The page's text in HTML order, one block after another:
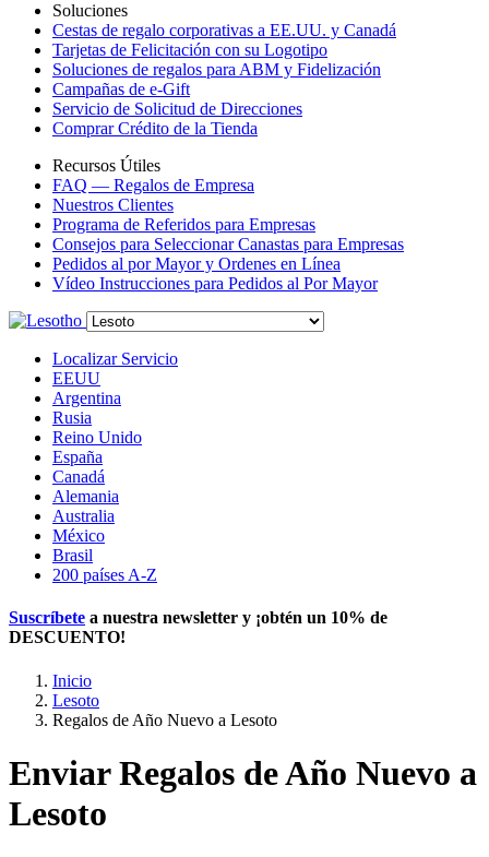
Soluciones
Cestas de regalo corporativas a EE.UU. y Canadá
Tarjetas de Felicitación con su Logotipo
Soluciones de regalos para ABM y Fidelización
Campañas de e-Gift
Servicio de Solicitud de Direcciones
Comprar Crédito de la Tienda
Recursos Útiles
FAQ — Regalos de Empresa
Nuestros Clientes
Programa de Referidos para Empresas
Consejos para Seleccionar Canastas para Empresas
Pedidos al por Mayor y Ordenes en Línea
Vídeo Instrucciones para Pedidos al Por Mayor
Localizar Servicio
EEUU
Argentina
Rusia
Reino Unido
España
Canadá
Alemania
Australia
México
Brasil
200 países A-Z
Suscríbete a nuestra newsletter y ¡obtén un 10% de
DESCUENTO!
Inicio
Lesoto
Regalos de Año Nuevo a Lesoto
Enviar Regalos de Año Nuevo a
Lesoto